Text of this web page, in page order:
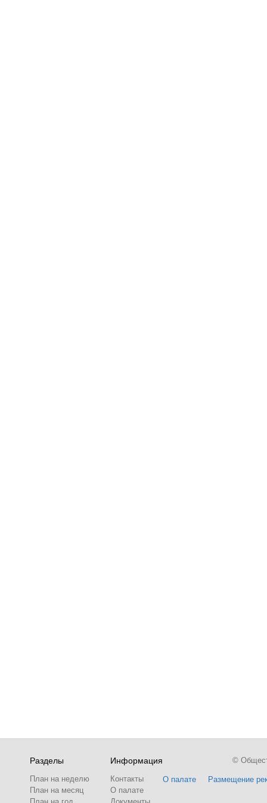
Разделы
План на неделю
План на месяц
Информация
Контакты
О палате
О палате Размещение
©